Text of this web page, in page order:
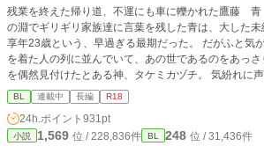
残業を終えた帰り道、不運にも車に轢かれた鷹藤
の淵でギリギリ家族達に言葉を残した青は、大した未
享年23歳という、早過ぎる最期だった。 だがふと気が付いたら、同じ死に装束
を着た人の列に並んでいて、あの世であるのをあっさり受け
を偶然見付けたとある神、タケミカヅチ。 気紛れに声を掛けた青を気に入り、
魂だけの存在となった青を拾って神の使いである御使にして
凡な社畜サラリーマンであると自負する青だが、その
ミカヅチは、次第に青に強過ぎる執着を見せるように
青は、いつかタケミカヅチも飽きるだろう、と気にも
BL 連載中 長編 R18
24h.ポイント 931pt
小説 1,569 位 / 228,836件 BL 248 位 / 31,436件